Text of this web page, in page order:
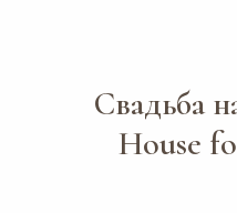
Свадьба
House